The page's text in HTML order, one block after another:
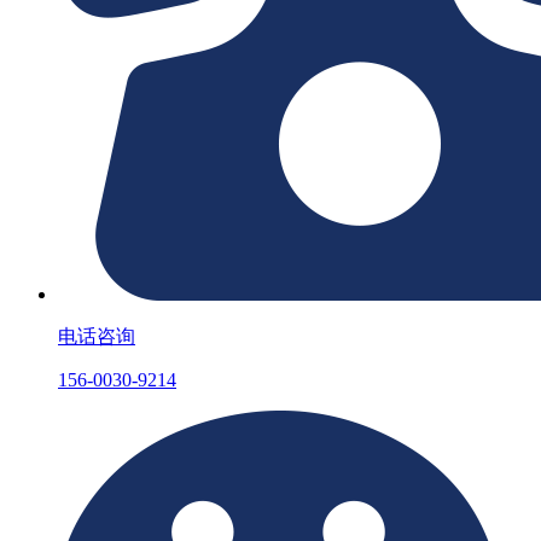
电话咨询
156-0030-9214